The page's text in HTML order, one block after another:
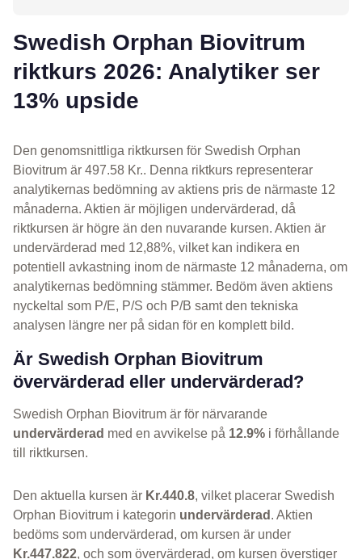
Swedish Orphan Biovitrum
riktkurs 2026: Analytiker ser
13% upside
Den genomsnittliga riktkursen för Swedish Orphan
Biovitrum är 497.58 Kr.. Denna riktkurs representerar
analytikernas bedömning av aktiens pris de närmaste 12
månaderna. Aktien är möjligen undervärderad, då
riktkursen är högre än den nuvarande kursen. Aktien är
undervärderad med 12,88%, vilket kan indikera en
potentiell avkastning inom de närmaste 12 månaderna, om
analytikernas bedömning stämmer. Bedöm även aktiens
nyckeltal som P/E, P/S och P/B samt den tekniska
analysen längre ner på sidan för en komplett bild.
Är Swedish Orphan Biovitrum
övervärderad eller undervärderad?
Swedish Orphan Biovitrum är för närvarande
undervärderad med en avvikelse på 12.9% i förhållande
till riktkursen.
Den aktuella kursen är Kr.440.8, vilket placerar Swedish
Orphan Biovitrum i kategorin undervärderad . Aktien
bedöms som undervärderad, om kursen är under
Kr.447.822, och som övervärderad, om kursen överstiger